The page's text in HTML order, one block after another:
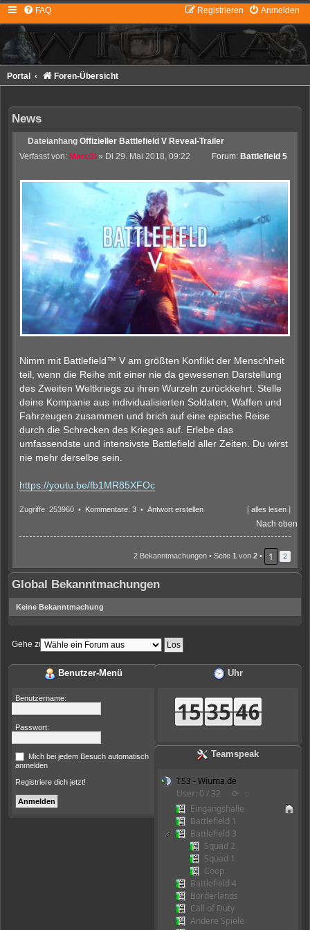
FAQ Anmelden
Registrieren
Portal Foren-Übersicht
News
Dateianhang Offizieller Battlefield V Reveal-Trailer
Verfasst von: Marc3l » Di 29. Mai 2018, 09:22 Forum: Battlefield 5
Nimm mit Battlefield™ V am größten Konflikt der Menschheit
teil, wenn die Reihe mit einer nie da gewesenen Darstellung
des Zweiten Weltkriegs zu ihren Wurzeln zurückkehrt. Stelle
deine Kompanie aus individualisierten Soldaten, Waffen und
Fahrzeugen zusammen und brich auf eine epische Reise
durch die Schrecken des Krieges auf. Erlebe das
umfassendste und intensivste Battlefield aller Zeiten. Du wirst
nie mehr derselbe sein.
https://youtu.be/fb1MR85XFOc
Zugriffe: 253960 • Kommentare: 3 • Antwort erstellen [ alles lesen ]
Nach oben
2 Bekanntmachungen • Seite 1 von 2 • 1 2
Global Bekanntmachungen
Keine Bekanntmachung
Gehe zu:
Benutzer-Menü
Benutzername:
Passwort:
Mich bei jedem Besuch automatisch
anmelden
Registriere dich jetzt!
Uhr
Teamspeak
TS3 - Wiuma.de
User: 0 / 32
⟳
Eingangshalle
Battlefield 1
Battlefield 3
Squad 2
Squad 1
Coop
Battlefield 4
Borderlands
Call of Duty
Andere Spiele